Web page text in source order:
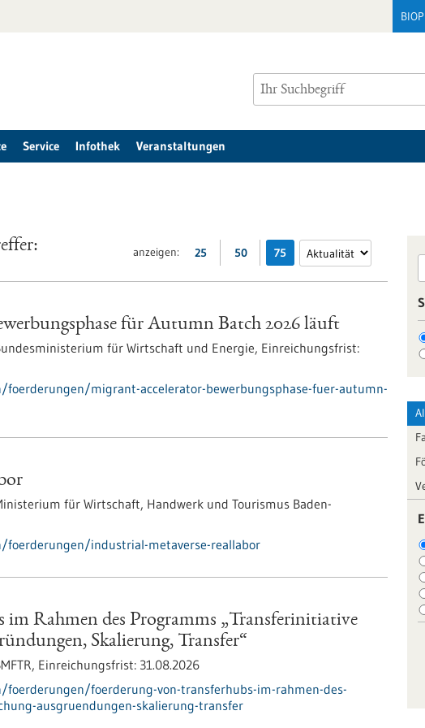
Service Infothek Veranstaltungen
anzeigen: 25 50 75
für Autumn Batch 2026 läuft
für Wirtschaft und Energie, Einreichungsfrist:
migrant-accelerator-bewerbungsphase-fuer-autumn-
für Wirtschaft, Handwerk und Tourismus Baden-
industrial-metaverse-reallabor
im Rahmen des Programms „Transferinitiative
Skalierung, Transfer“
Einreichungsfrist: 31.08.2026
foerderung-von-transferhubs-im-rahmen-des-
ausgruendungen-skalierung-transfer